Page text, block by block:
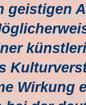
geistigen
Wirkung